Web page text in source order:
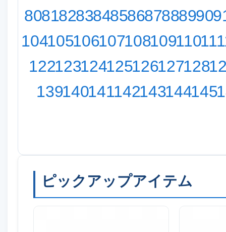
8081828384858687888990
104105106107108109110111
122123124125126127128
139140141142143144145
ピックアップアイテム